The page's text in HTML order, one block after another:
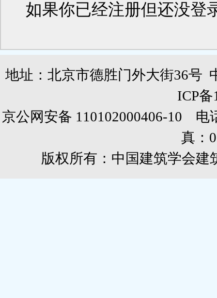
如果你已经注册但还没登
地址：北京市德胜门外大街36
ICP备
京公网安备 110102000406-10 电
真：
版权所有：中国建筑学会